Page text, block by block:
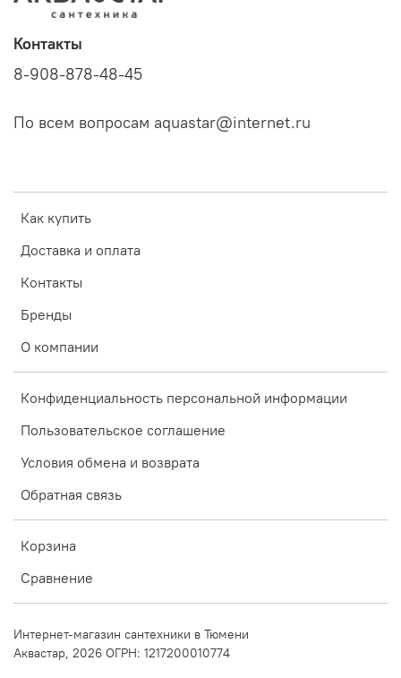
Как купить
Доставка и оплата
Контакты
Бренды
О компании
Конфиденциальность персональной информации
Пользовательское соглашение
Условия обмена и возврата
Обратная связь
Корзина
Сравнение
Контакты
8-908-878-48-45
По всем вопросам aquastar@internet.ru
Интернет-магазин сантехники в Тюмени
Аквастар, 2026 ОГРН: 1217200010774